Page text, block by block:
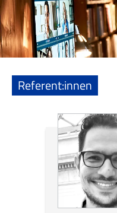
Referent:innen